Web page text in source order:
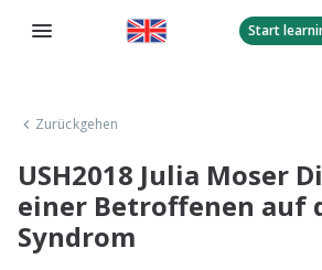
Start
Zurückgehen
USH2018 Julia Moser
einer Betroffenen auf
Syndrom